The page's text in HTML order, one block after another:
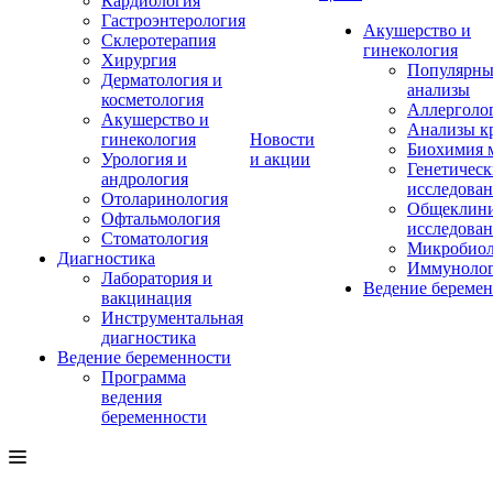
Гастроэнтерология
Склеротерапия
Хирургия
Дерматология и
косметология
Акушерство и
гинекология
Урология и
андрология
Отоларинология
Офтальмология
Стоматология
Диагностика
Лаборатория и
вакцинация
Инструментальная
диагностика
Ведение беременности
Программа
ведения
беременности
Новости
и акции
Акушерство и
гинекология
анализы
Анализы
Биохимия
Ведение